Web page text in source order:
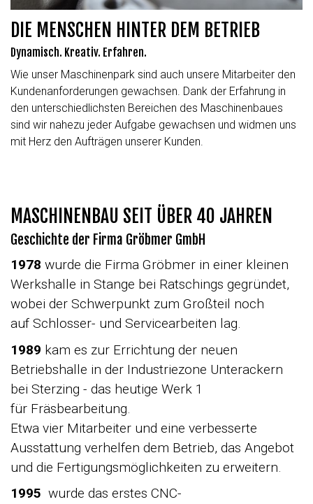
DIE MENSCHEN HINTER DEM BETRIEB
Dynamisch. Kreativ. Erfahren.
Wie unser Maschinenpark sind auch unsere Mitarbeiter den
Kundenanforderungen gewachsen. Dank der Erfahrung in
den unterschiedlichsten Bereichen des Maschinenbaues
sind wir nahezu jeder Aufgabe gewachsen und widmen uns
mit Herz den Aufträgen unserer Kunden.
MASCHINENBAU SEIT ÜBER 40 JAHREN
Geschichte der Firma Gröbmer GmbH
1978 wurde die Firma Gröbmer in einer kleinen
Werkshalle in Stange bei Ratschings gegründet,
wobei der Schwerpunkt zum Großteil noch
auf Schlosser- und Servicearbeiten lag.
1989 kam es zur Errichtung der neuen
Betriebshalle in der Industriezone Unterackern
bei Sterzing - das heutige Werk 1
für Fräsbearbeitung.
Etwa vier Mitarbeiter und eine verbesserte
Ausstattung verhelfen dem Betrieb, das Angebot
und die Fertigungsmöglichkeiten zu erweitern.
1995 wurde das erstes CNC-